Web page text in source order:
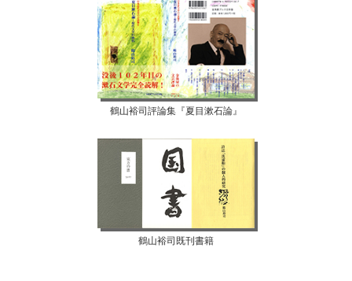
鶴山裕司評論集『夏目漱石論』
鶴山裕司既刊書籍